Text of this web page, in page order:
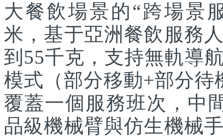
大餐飲場景的“跨場景
米，基于亞洲餐飲服務
到55千克，支持無軌導
模式（部分移動+部分待
覆蓋一個服務班次，中
品級機械臂與仿生機械